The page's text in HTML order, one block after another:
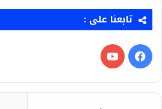
تابعنا على :
فيسبوك‫YouTube